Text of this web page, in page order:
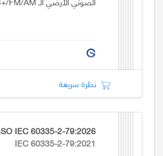
نظرة سريعة
IEC 60335-2-79:2026
IEC 60335-2-79:2021